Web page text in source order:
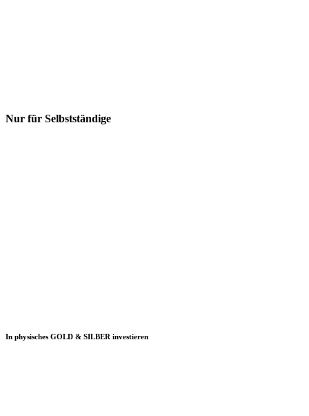
Nur für Selbstständige
In physisches GOLD & SILBER investieren